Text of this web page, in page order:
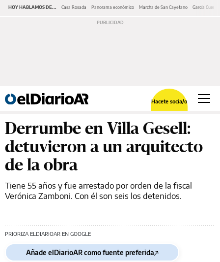
HOY HABLAMOS DE... Casa Rosada Panorama económico Marcha de San Cayetano García Cuerva
Hacete socia/o
Derrumbe en Villa Gesell:
detuvieron a un arquitecto
de la obra
Tiene 55 años y fue arrestado por orden de la fiscal
Verónica Zamboni. Con él son seis los detenidos.
PRIORIZA ELDIARIOAR EN GOOGLE
Añade elDiarioAR como fuente preferida